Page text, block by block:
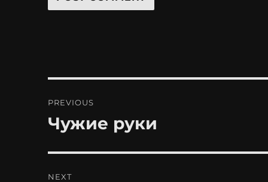
navigation
PREVIOUS
Previous
Чужие руки
NEXT